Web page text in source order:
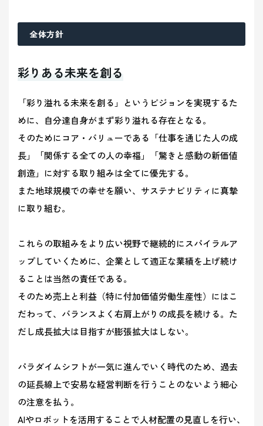
全体方針
彩りある未来を創る
「彩り溢れる未来を創る」というビジョンを実現するた
めに、自分達自身がまず彩り溢れる存在となる。
そのためにコア・バリューである「仕事を通じた人の成
長」「関係する全ての人の幸福」「驚きと感動の新価値
創造」に対する取り組みは全てに優先する。
また地球規模での幸せを願い、サステナビリティに真摯
に取り組む。
これらの取組みをより広い視野で継続的にスパイラルア
ップしていくために、企業として適正な業績を上げ続け
ることは当然の責任である。
そのため売上と利益（特に付加価値労働生産性）にはこ
だわって、バランスよく右肩上がりの成長を続ける。た
だし成長拡大は目指すが膨張拡大はしない。
パラダイムシフトが一気に進んでいく時代のため、過去
の延長線上で安易な経営判断を行うことのないよう細心
の注意を払う。
AIやロボットを活用することで人材配置の見直しを行い、